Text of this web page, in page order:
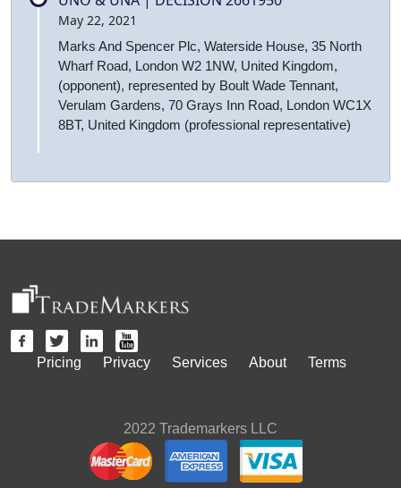
May 22, 2021
Marks And Spencer Plc, Waterside House, 35 North
Wharf Road, London W2 1NW, United Kingdom,
(opponent), represented by Boult Wade Tennant,
Verulam Gardens, 70 Grays Inn Road, London WC1X
8BT, United Kingdom (professional representative)
Pricing Privacy Services About Terms
2022 Trademarkers LLC